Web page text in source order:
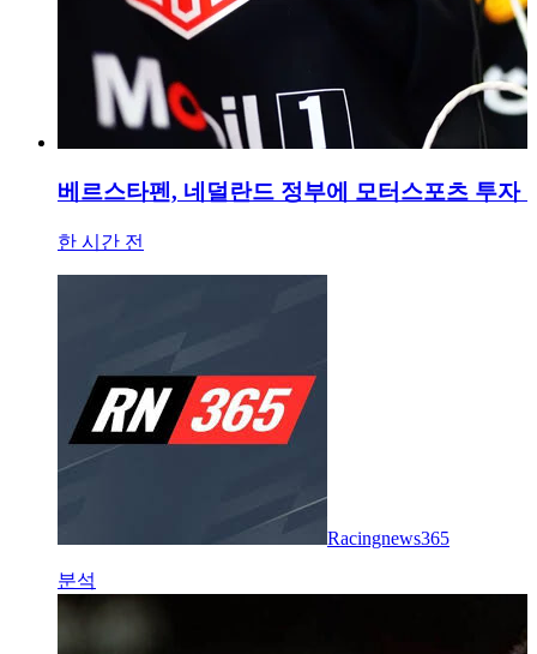
베르스타펜, 네덜란드 정부에 모터스포츠 투자
한 시간 전
Racingnews365
분석